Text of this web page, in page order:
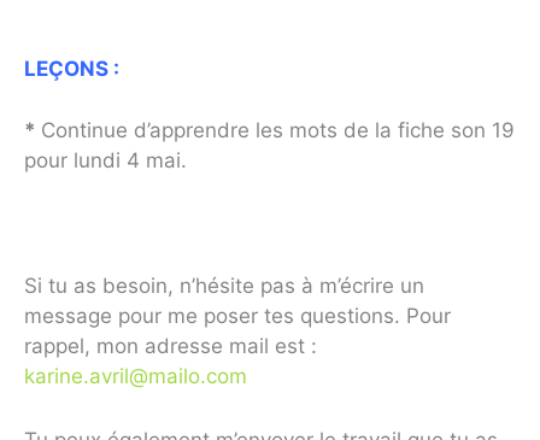
LEÇONS :
* Continue d’apprendre les mots de la fiche son 19
pour lundi 4 mai.
Si tu as besoin, n’hésite pas à m’écrire un
message pour me poser tes questions. Pour
rappel, mon adresse mail est :
karine.avril@mailo.com